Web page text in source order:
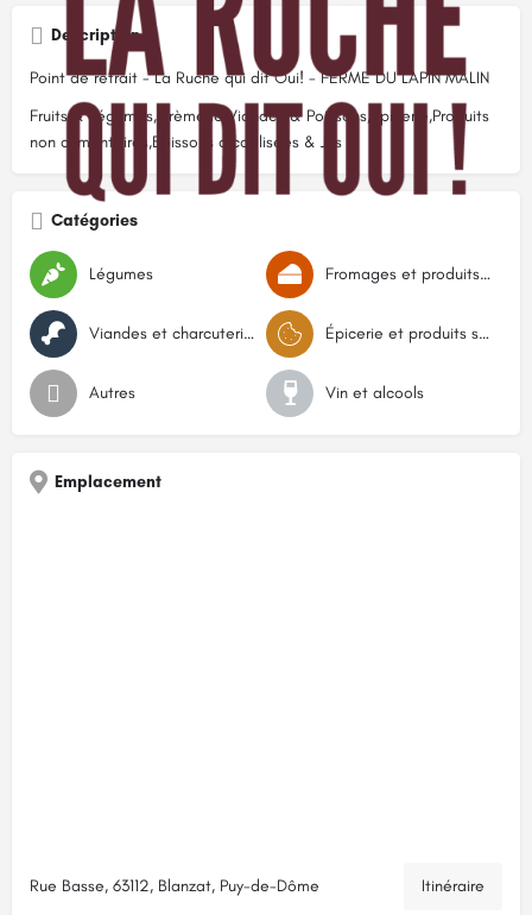
Description
Point de retrait - La Ruche qui dit Oui! - FERME DU LAPIN MALIN
Fruits & Légumes,Crèmerie,Viandes & Poissons,Épicerie,Produits
non alimentaires,Boissons alcoolisées & Jus
Catégories
Légumes Fromages et produits laitiers
Viandes et charcuteries Épicerie et produits secs
Autres Vin et alcools
Emplacement
Rue Basse, 63112, Blanzat, Puy-de-Dôme Itinéraire